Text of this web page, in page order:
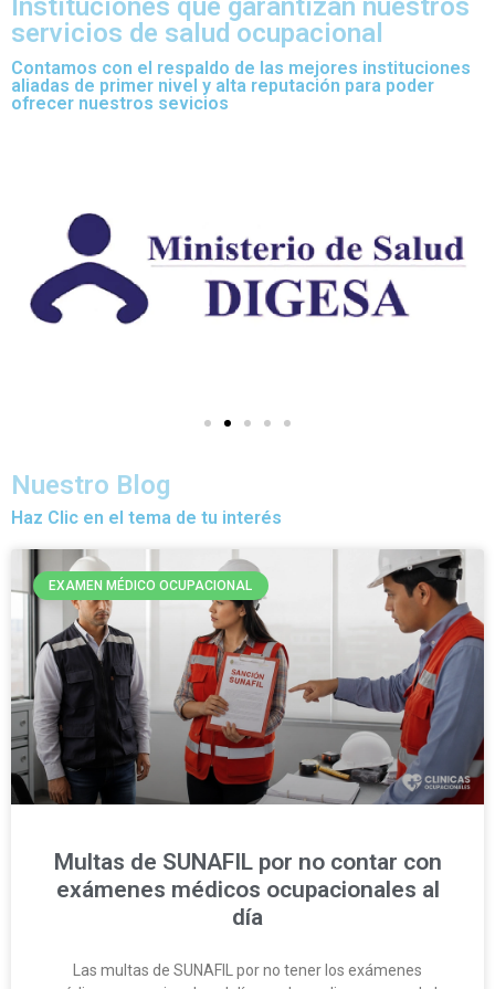
Instituciones que garantizan nuestros
servicios de salud ocupacional
Contamos con el respaldo de las mejores instituciones
aliadas de primer nivel y alta reputación para poder
ofrecer nuestros sevicios
Nuestro Blog
Haz Clic en el tema de tu interés
EXAMEN MÉDICO OCUPACIONAL
Multas de SUNAFIL por no contar con
exámenes médicos ocupacionales al
día
Las multas de SUNAFIL por no tener los exámenes